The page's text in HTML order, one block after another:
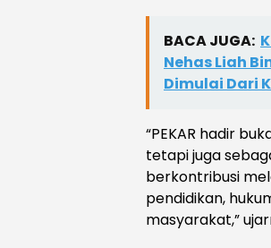
BACA JUGA:
Nehas Liah
Dimulai Dari
“PEKAR hadir
tetapi juga
berkontribusi
pendidikan,
masyarakat,”